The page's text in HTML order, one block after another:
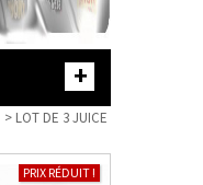
+
> LOT DE 3 JUICE
PRIX RÉDUIT !